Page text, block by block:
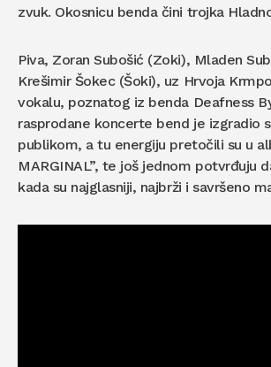
zvuk. Okosnicu benda čini trojka
Piva, Zoran Subošić (Zoki), Mladen
Krešimir Šokec (Šoki), uz Hrvoja
vokalu, poznatog iz benda Deafness
rasprodane koncerte bend je izgradio
publikom, a tu energiju pretočili su u
MARGINAL”, te još jednom potvrđuju
kada su najglasniji, najbrži i savršeno